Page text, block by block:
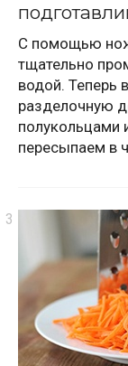
С помощью
тщательно
водой. Теперь
разделочную
полукольцами
пересыпаем в